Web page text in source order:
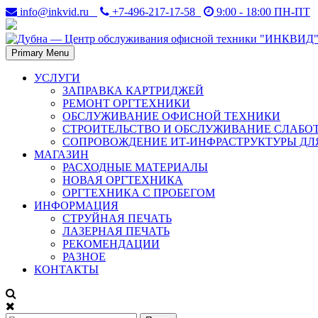
Skip
to
content
info@inkvid.ru +7-496-217-17-58 9:00 - 18:00 ПН-ПТ
Дубна — Центр
Дубна. Восстановление и заправка лазерных картриджей в
Primary Menu
УСЛУГИ
ЗАПРАВКА КАРТРИДЖЕЙ
РЕМОНТ ОРГТЕХНИКИ
ОБСЛУЖИВАНИЕ ОФИСНОЙ ТЕХНИКИ
СТРОИТЕЛЬСТВО И ОБСЛУЖИВАНИЕ
СОПРОВОЖДЕНИЕ ИТ-ИНФРАСТРУКТУРЫ
МАГАЗИН
РАСХОДНЫЕ МАТЕРИАЛЫ
НОВАЯ ОРГТЕХНИКА
ОРГТЕХНИКА С ПРОБЕГОМ
ИНФОРМАЦИЯ
СТРУЙНАЯ ПЕЧАТЬ
ЛАЗЕРНАЯ ПЕЧАТЬ
РЕКОМЕНДАЦИИ
РАЗНОЕ
КОНТАКТЫ